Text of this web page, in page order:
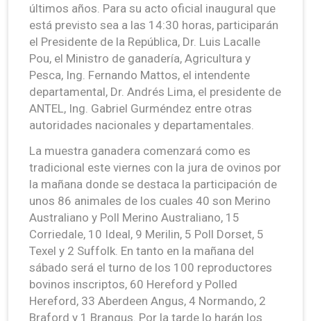
últimos años. Para su acto oficial inaugural que
está previsto sea a las 14:30 horas, participarán
el Presidente de la República, Dr. Luis Lacalle
Pou, el Ministro de ganadería, Agricultura y
Pesca, Ing. Fernando Mattos, el intendente
departamental, Dr. Andrés Lima, el presidente de
ANTEL, Ing. Gabriel Gurméndez entre otras
autoridades nacionales y departamentales.
La muestra ganadera comenzará como es
tradicional este viernes con la jura de ovinos por
la mañana donde se destaca la participación de
unos 86 animales de los cuales 40 son Merino
Australiano y Poll Merino Australiano, 15
Corriedale, 10 Ideal, 9 Merilin, 5 Poll Dorset, 5
Texel y 2 Suffolk. En tanto en la mañana del
sábado será el turno de los 100 reproductores
bovinos inscriptos, 60 Hereford y Polled
Hereford, 33 Aberdeen Angus, 4 Normando, 2
Braford y 1 Brangus. Por la tarde lo harán los